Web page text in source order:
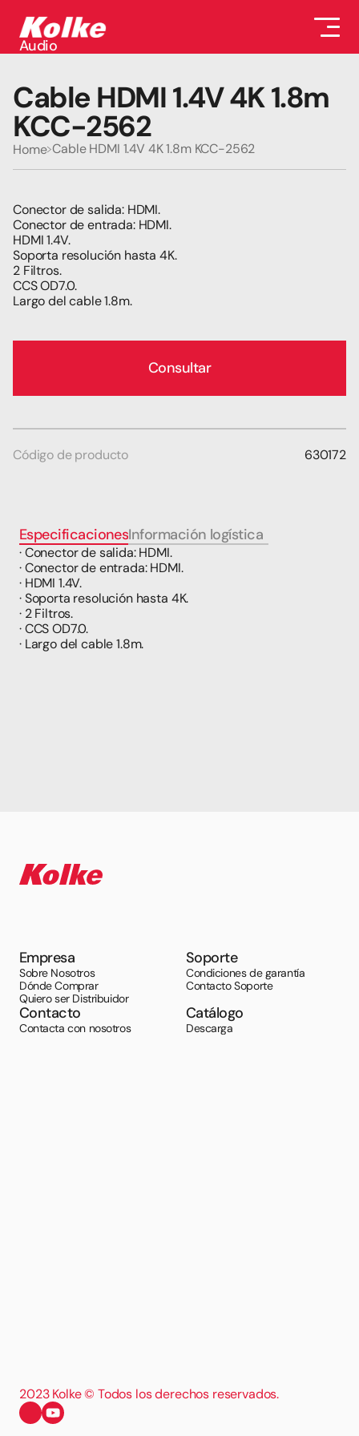
Audio
Auriculares
Conectividad
Gaming
Seguridad
Cable HDMI 1.4V 4K 1.8m
KCC-2562
Home Cable HDMI 1.4V 4K 1.8m KCC-2562
Conector de salida: HDMI.
Conector de entrada: HDMI.
HDMI 1.4V.
Soporta resolución hasta 4K.
2 Filtros.
CCS OD7.0.
Largo del cable 1.8m.
Consultar
Código de producto 630172
EspecificacionesInformación logística
· Conector de salida: HDMI.
· Conector de entrada: HDMI.
· HDMI 1.4V.
· Soporta resolución hasta 4K.
· 2 Filtros.
· CCS OD7.0.
· Largo del cable 1.8m.
Empresa
Sobre Nosotros
Dónde Comprar
Quiero ser Distribuidor
Soporte
Condiciones de garantía
Contacto Soporte
Contacto
Contacta con nosotros
Catálogo
Descarga
2023 Kolke © Todos los derechos reservados.